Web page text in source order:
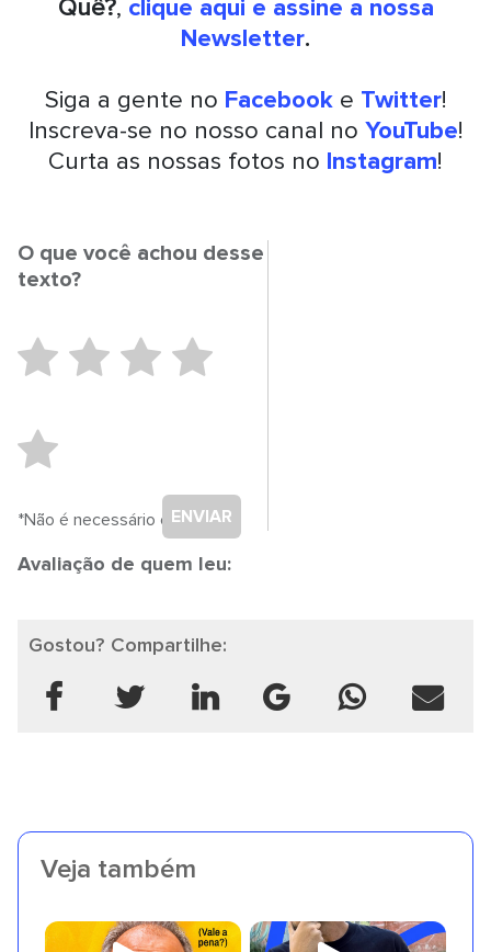
Quê?, clique aqui e assine a nossa
Newsletter.
Siga a gente no Facebooke Twitter!
Inscreva-se no nosso canal no YouTube!
Curta as nossas fotos no Instagram!
O que você achou desse
texto?
ENVIAR
*Não é necessário cadastro.
Avaliação de quem leu:
Gostou? Compartilhe:
Veja também